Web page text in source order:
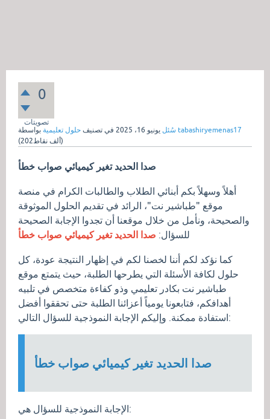
0
تصويتات
سُئل يونيو 16، 2025 في تصنيف حلول تعليمية
tabashiryemenas17
(
202ألف نقاط)
صدا الحديد تغير كيميائي صواب خطأ
أهلاً وسهلاً بكم أبنائي الطلاب والطالبات الكرام في منصة
موقع "طباشير نت"، الرائد في تقديم الحلول الموثوقة
والصحيحة، ونأمل من خلال موقعنا أن تجدوا الإجابة الصحيحة
للسؤال: صدا الحديد تغير كيميائي صواب خطأ
كما نؤكد لكم أننا لخصنا لكم في إظهار النتيجة عودة، كل
حلول لكافة الأسئلة التي يطرحها الطلبة، حيث يتمتع موقع
طباشير نت بكادر تعليمي وذو كفاءة متخصص في تلبيه
أهدافكم، فتابعونا يومياً أعزائنا الطلبة حتى تحققوا أفضل
استفادة ممكنة. وإليكم الإجابة النموذجية للسؤال التالي:
صدا الحديد تغير كيميائي صواب خطأ
الإجابة النموذجية للسؤال هي: